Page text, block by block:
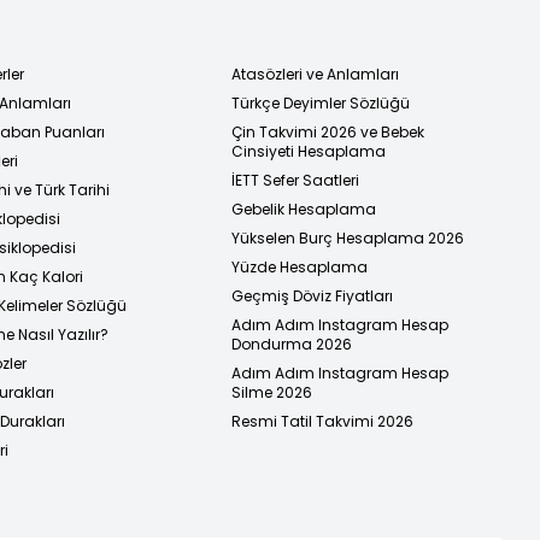
Puanları
ve Türk Tarihi
Kaç Kalori
Sözlüğü
Nasıl Yazılır?
Atasözleri ve Anlamları
Türkçe Deyimler Sözlüğü
Çin Takvimi 2026 ve Bebek
Cinsiyeti Hesaplama
İETT Sefer Saatleri
Gebelik Hesaplama
Yükselen Burç Hesaplama 2026
Yüzde Hesaplama
Geçmiş Döviz Fiyatları
Adım Adım Instagram Hesap
Dondurma 2026
Adım Adım Instagram Hesap
Silme 2026
Resmi Tatil Takvimi 2026